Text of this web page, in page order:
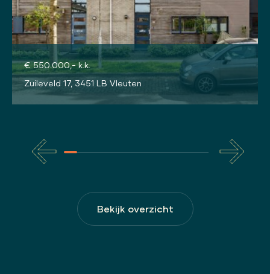
€ 550.000,- k.k.
Zuileveld 17, 3451 LB Vleuten
Bekijk overzicht